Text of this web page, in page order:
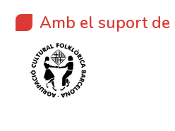
Amb el suport de